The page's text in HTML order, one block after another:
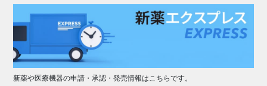
新薬や医療機器の申請・承認・発売情報はこちらです。